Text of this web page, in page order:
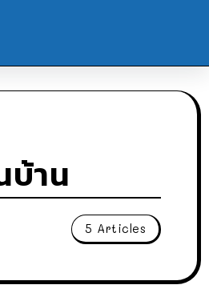
บ้าน
5 Articles